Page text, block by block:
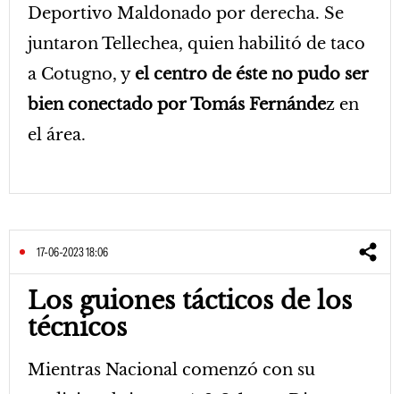
Deportivo Maldonado por derecha. Se
juntaron Tellechea, quien habilitó de taco
a Cotugno, yel centro de éste no pudo ser
bien conectado por Tomás Fernández en
el área.
17-06-2023 18:06
Los guiones tácticos de los
técnicos
Mientras Nacional comenzó con su